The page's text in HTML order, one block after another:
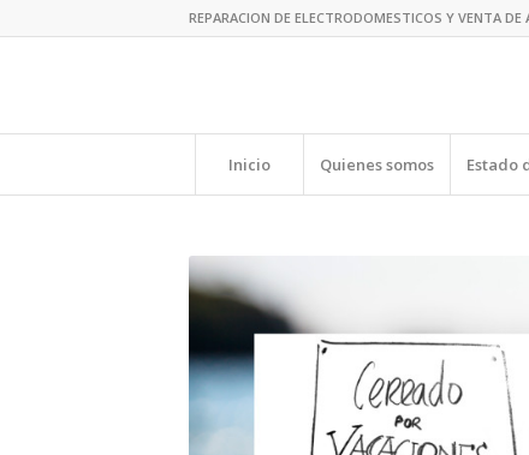
REPARACION DE ELECTRODOMESTICOS Y VENTA DE
Inicio Quienes somos Estado